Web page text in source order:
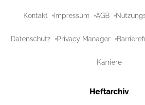
Kontakt Impressum AGB
Datenschutz Privacy Manager
Karriere
Heftarchiv